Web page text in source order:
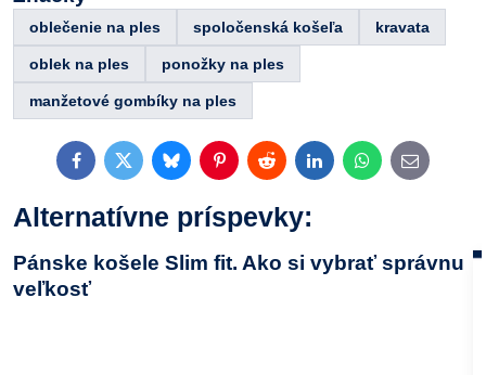
oblečenie na ples spoločenská košeľa kravata
oblek na ples ponožky na ples
manžetové gombíky na ples
FacebookTwitterBlueskyPinterestRedditLinkedInWhatsApp
E-
mail
Alternatívne príspevky:
Pánske košele Slim fit. Ako si vybrať správnu
veľkosť